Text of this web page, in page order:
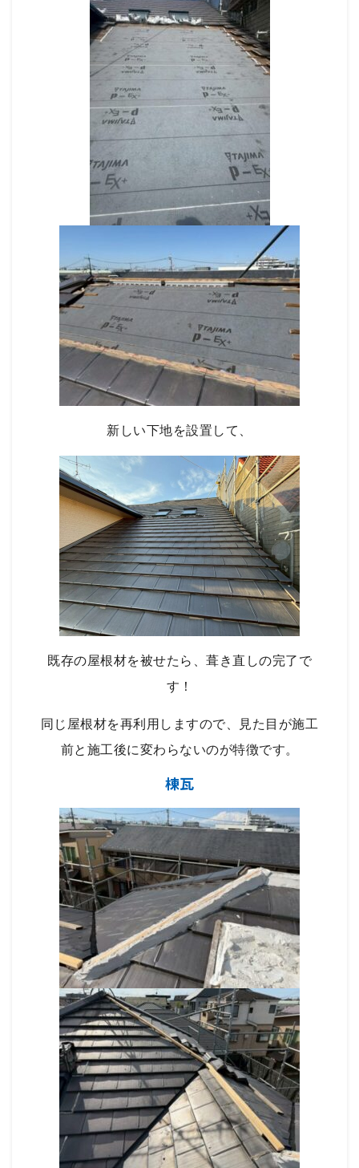
新しい下地を設置して、
既存の屋根材を被せたら、葺き直しの完了で
す！
同じ屋根材を再利用しますので、見た目が施工
前と施工後に変わらないのが特徴です。
棟瓦